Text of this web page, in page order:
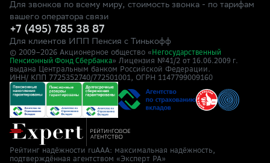
Для звонков по всему миру, стоимость звонка - по тарифам
вашего оператора связи
+7 (495) 785 38 87
Для клиентов ИПП Пенсия с Тинькофф
© 2009–2026 Акционерное общество « Негосударственный
Пенсионный Фонд Сбербанка» Лицензия №41/2 от 16.06.2009 г.
выдана Центральным банком Российской Федерации.
ИНН/ КПП 7725352740/772501001, ОГРН 1147799009160
Рейтинг надёжности ruAAA: максимальная надёжность,
подтверждённая агентством «Эксперт РА»